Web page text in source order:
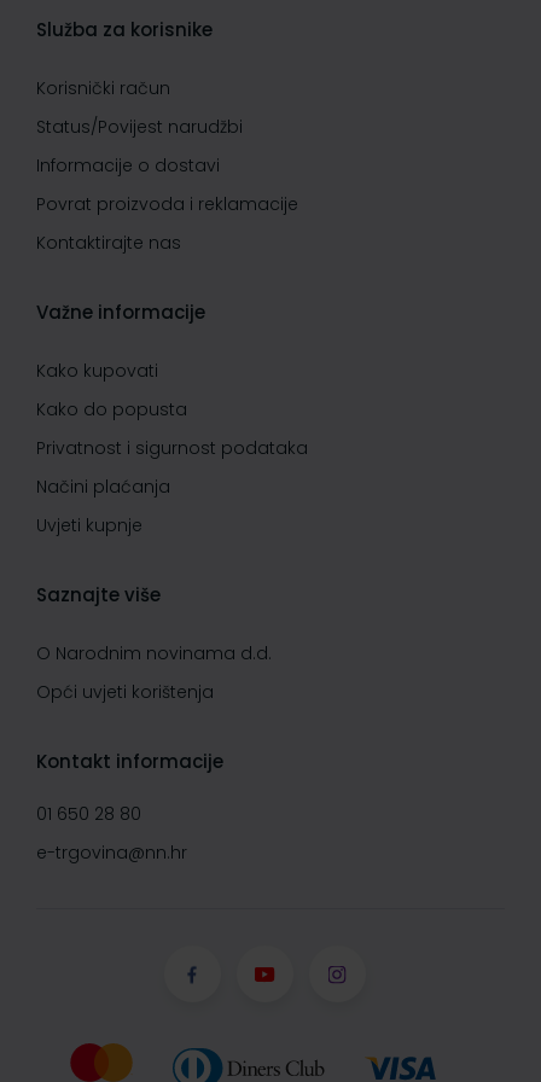
Služba za korisnike
Korisnički račun
Status/Povijest narudžbi
Informacije o dostavi
Povrat proizvoda i reklamacije
Kontaktirajte nas
Važne informacije
Kako kupovati
Kako do popusta
Privatnost i sigurnost podataka
Načini plaćanja
Uvjeti kupnje
Saznajte više
O Narodnim novinama d.d.
Opći uvjeti korištenja
Kontakt informacije
01 650 28 80
e-trgovina@nn.hr